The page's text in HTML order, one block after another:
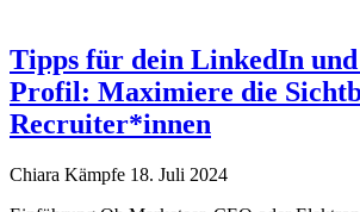
Tipps für dein LinkedIn
Profil: Maximiere die
Recruiter*innen
Chiara Kämpfe 18. Juli 2024